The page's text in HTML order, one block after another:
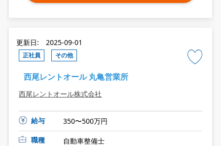
更新日: 2025-09-01
正社員 その他
西尾レントオール 丸亀営業所
西尾レントオール株式会社
給与
350〜500万円
職種
自動車整備士